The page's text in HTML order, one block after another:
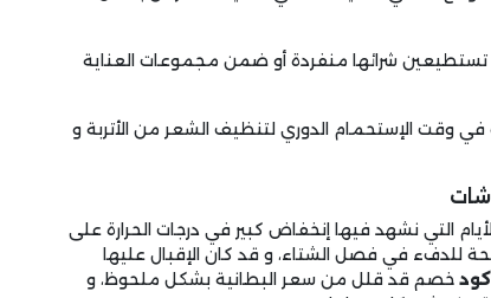
تستطيعين شرائها منفردة أو ضمن مجموعات العناية
في وقت الإستحمام الدوري لتنظيف الشعر من الأتربة و
التي نشهد فيها إنخفاض كبير في درجات الحرارة على
للدفء في فصل الشتاء، و قد كان الإقبال عليها
خصم قد قلل من سعر البطانية بشكل ملحوظ، و